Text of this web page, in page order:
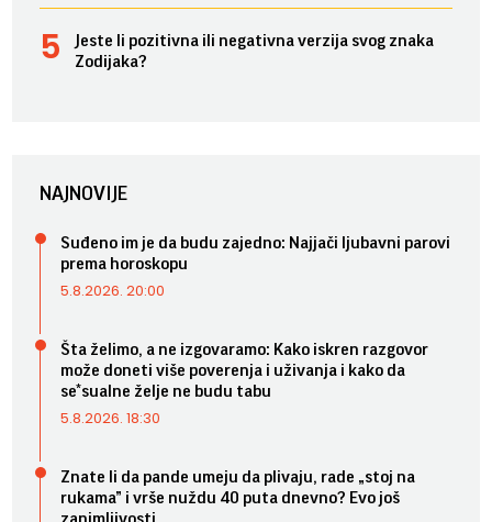
Jeste li pozitivna ili negativna verzija svog znaka
Zodijaka?
NAJNOVIJE
Suđeno im je da budu zajedno: Najjači ljubavni parovi
prema horoskopu
5.8.2026. 20:00
Šta želimo, a ne izgovaramo: Kako iskren razgovor
može doneti više poverenja i uživanja i kako da
se*sualne želje ne budu tabu
5.8.2026. 18:30
Znate li da pande umeju da plivaju, rade „stoj na
rukama” i vrše nuždu 40 puta dnevno? Evo još
zanimljivosti